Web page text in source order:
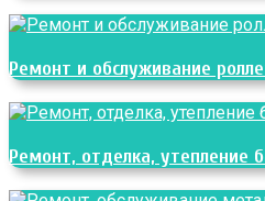
Ремонт и обслуживание
Ремонт, отделка, утепление